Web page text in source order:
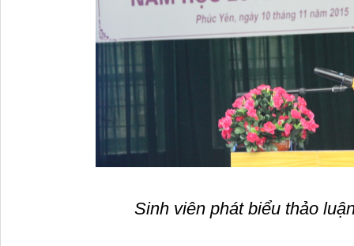
Sinh viên phát biểu thảo